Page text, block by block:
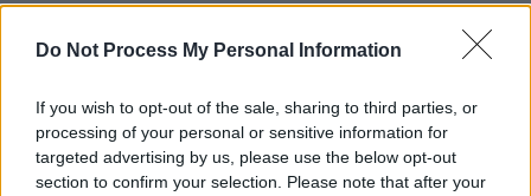
Do Not Process My Personal Information
If you wish to opt-out of the sale, sharing to third parties, or
processing of your personal or sensitive information for
targeted advertising by us, please use the below opt-out
section to confirm your selection. Please note that after your
διευθύνσεις 3 με 5, τοπικά στα ανατολικά
ηπειρωτικά και το Αιγαίο 6 μποφόρ.
ΔΙΑΒΑΣΤΕ ΕΠΙΣΗΣ